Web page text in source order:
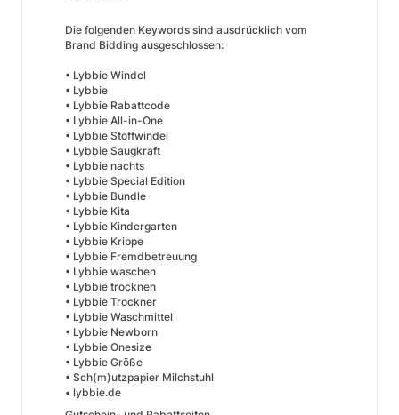
Die folgenden Keywords sind ausdrücklich vom
Brand Bidding ausgeschlossen:
• Lybbie Windel
• Lybbie
• Lybbie Rabattcode
• Lybbie All-in-One
• Lybbie Stoffwindel
• Lybbie Saugkraft
• Lybbie nachts
• Lybbie Special Edition
• Lybbie Bundle
• Lybbie Kita
• Lybbie Kindergarten
• Lybbie Krippe
• Lybbie Fremdbetreuung
• Lybbie waschen
• Lybbie trocknen
• Lybbie Trockner
• Lybbie Waschmittel
• Lybbie Newborn
• Lybbie Onesize
• Lybbie Größe
• Sch(m)utzpapier Milchstuhl
• lybbie.de